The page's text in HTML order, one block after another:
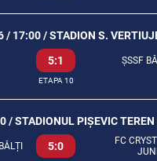
/ 17:00 / STADION S.
5:1 ȘSSF
ETAPA 10
/ STADIONUL PIȘEVIC
5:0
FC